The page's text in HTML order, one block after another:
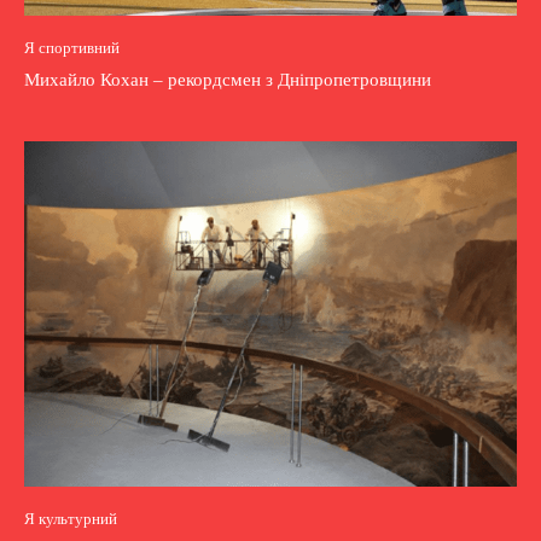
Я спортивний
Михайло Кохан – рекордсмен з Дніпропетровщини
Я культурний